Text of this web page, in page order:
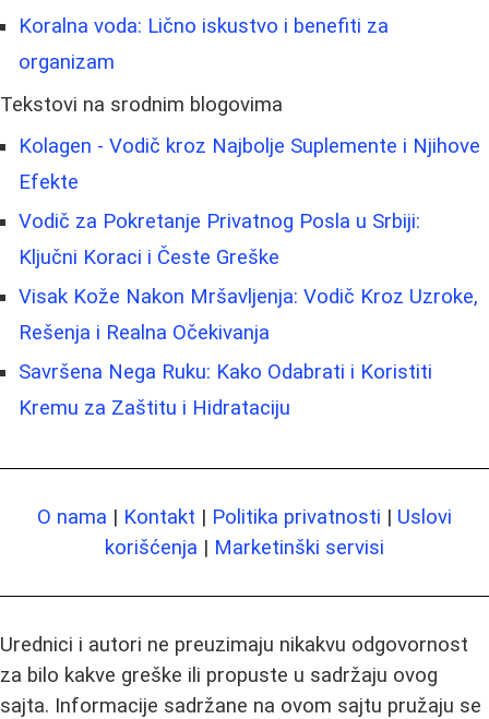
Koralna voda: Lično iskustvo i benefiti za
organizam
Tekstovi na srodnim blogovima
Kolagen - Vodič kroz Najbolje Suplemente i Njihove
Efekte
Vodič za Pokretanje Privatnog Posla u Srbiji:
Ključni Koraci i Česte Greške
Visak Kože Nakon Mršavljenja: Vodič Kroz Uzroke,
Rešenja i Realna Očekivanja
Savršena Nega Ruku: Kako Odabrati i Koristiti
Kremu za Zaštitu i Hidrataciju
O nama | Kontakt | Politika privatnosti | Uslovi
korišćenja | Marketinški servisi
Urednici i autori ne preuzimaju nikakvu odgovornost
za bilo kakve greške ili propuste u sadržaju ovog
sajta. Informacije sadržane na ovom sajtu pružaju se